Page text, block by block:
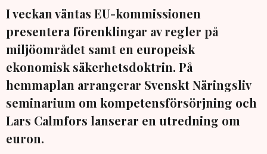
I veckan väntas EU-kommissionen
presentera förenklingar av regler på
miljöområdet samt en europeisk
ekonomisk säkerhetsdoktrin. På
hemmaplan arrangerar Svenskt Näringsliv
seminarium om kompetensförsörjning och
Lars Calmfors lanserar en utredning om
euron.